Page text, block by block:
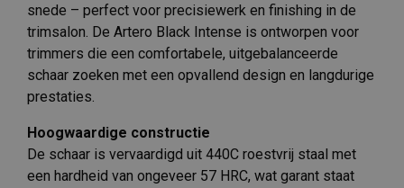
snede – perfect voor precisiewerk en finishing in de
trimsalon. De Artero Black Intense is ontworpen voor
trimmers die een comfortabele, uitgebalanceerde
schaar zoeken met een opvallend design en langdurige
prestaties.
Hoogwaardige constructie
De schaar is vervaardigd uit 440C roestvrij staal met
een hardheid van ongeveer 57 HRC, wat garant staat